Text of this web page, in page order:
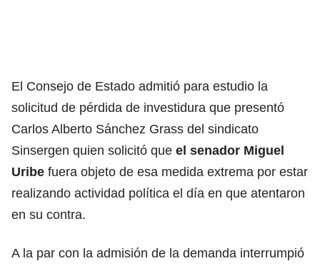
El Consejo de Estado admitió para estudio la
solicitud de pérdida de investidura que presentó
Carlos Alberto Sánchez Grass del sindicato
Sinsergen quien solicitó que el senador Miguel
Uribe fuera objeto de esa medida extrema por estar
realizando actividad política el día en que atentaron
en su contra.
A la par con la admisión de la demanda interrumpió